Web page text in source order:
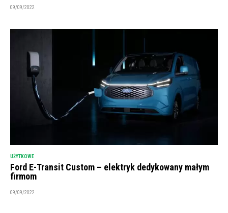
09/09/2022
UŻYTKOWE
Ford E-Transit Custom – elektryk dedykowany małym
firmom
09/09/2022